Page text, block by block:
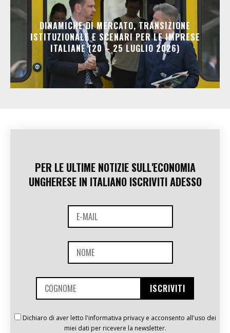
DINAMICHE DI MERCATO, TRANSIZIONE
ISTITUZIONALE E SCENARI PER LE IMPRESE
ITALIANE (20 – 25 LUGLIO 2026)
PER LE ULTIME NOTIZIE SULL'ECONOMIA
UNGHERESE IN ITALIANO ISCRIVITI ADESSO
Dichiaro di aver letto l'informativa privacy e acconsento all'uso dei
miei dati per ricevere la newsletter.